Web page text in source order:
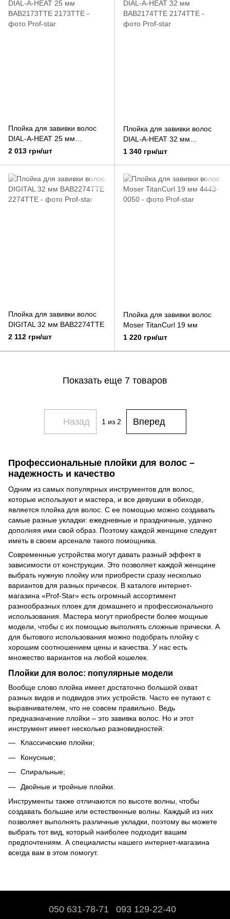
Плойка для завивки волос
DIAL-A-HEAT 25 мм
BAB2173TTE
2 013 грн/шт
Плойка для завивки волос
DIAL-A-HEAT 32 мм
BAB2174TTE
1 340 грн/шт
Плойка для завивки волос
DIGITAL 32 мм BAB2274TTE
2 112 грн/шт
Плойка для завивки волос
Moser TitanCurl 19 мм
1 220 грн/шт
Показать еще 7 товаров
Назад 1 из 2 Вперед
Профессиональные плойки для волос –
надежность и качество
Одним из самых популярных инструментов для волос,
которые используют и мастера, и все девушки в обиходе,
является плойка для волос. С ее помощью можно создавать
самые разные укладки: ежедневные и праздничные, удачно
дополняя ими свой образ. Поэтому каждой женщине следует
иметь в своем арсенале такого помощника.
Современные устройства могут давать разный эффект в
зависимости от конструкции. Это позволяет каждой женщине
выбрать нужную плойку или приобрести сразу несколько
вариантов для разных причесок. В каталоге интернет-
магазина «Prof-Star» есть огромный ассортимент
разнообразных плоек для домашнего и профессионального
использования. Мастера могут приобрести более мощные
модели, чтобы с их помощью выполнять сложные прически. А
для бытового использования можно подобрать плойку с
хорошим соотношением цены и качества. У нас есть
множество вариантов на любой кошелек.
Плойки для волос: популярные модели
Вообще слово плойка имеет достаточно большой охват
разных видов и подвидов этих устройств. Часто ее путают с
выравнивателем, что не совсем правильно. Ведь
предназначение плойки – это завивка волос. Но и этот
инструмент имеет несколько разновидностей:
Классические плойки;
Конусные;
Спиральные;
Двойные и тройные плойки.
Инструменты также отличаются по высоте волны, чтобы
создавать большие или естественные волны. Каждый из них
позволяет выполнять различные укладки, поэтому вы можете
выбрать тот вид, который наиболее подходит вашим
предпочтениям. А специалисты нашего интернет-магазина
всегда вам в этом помогут.
050 631-78-71 093 129-22-40